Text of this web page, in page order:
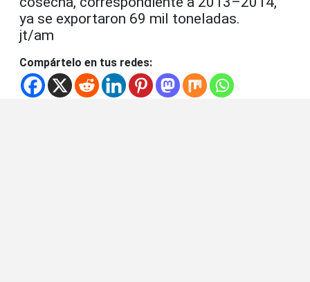
ya se exportaron 69 mil toneladas.
jt/am
Compártelo en tus redes: